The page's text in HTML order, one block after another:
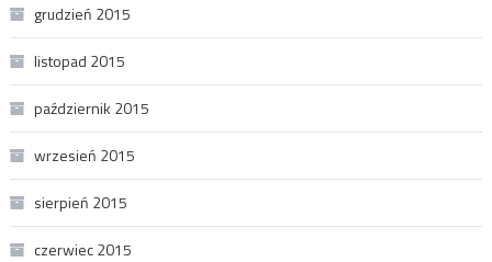
grudzień 2015
listopad 2015
październik 2015
wrzesień 2015
sierpień 2015
czerwiec 2015